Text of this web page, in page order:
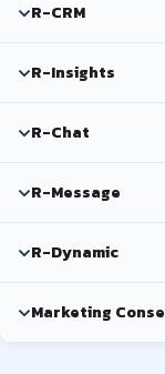
R-CRM
R-Insights
R-Chat
R-Message
R-Dynamic
Marketing